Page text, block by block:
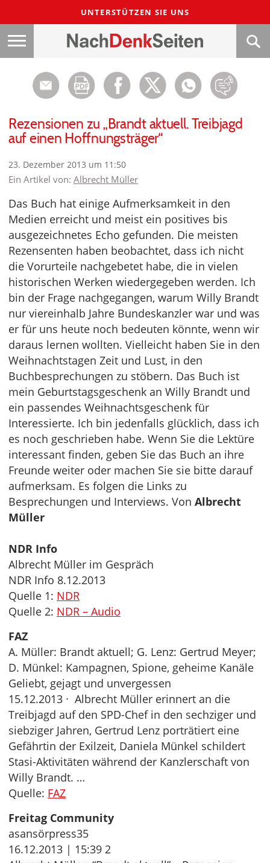
UNTERSTÜTZEN SIE UNS
Rezensionen zu „Brandt aktuell. Treibjagd
auf einen Hoffnungsträger“
23. Dezember 2013 um 11:50
Ein Artikel von: Albrecht Müller
Das Buch hat einige Aufmerksamkeit in den
Medien erreicht und meist ein positives bis
ausgezeichnetes Echo gefunden. Die meisten
Rezensenten haben beobachtet, dass ich nicht
die Vorurteile nachgebetet habe, die in vielen
historischen Werken wiedergegeben werden. Ich
bin der Frage nachgegangen, warum Willy Brandt
nur viereinhalb Jahre Bundeskanzler war und was
er für uns heute noch bedeuten könnte, wenn wir
daraus lernen wollten. Vielleicht haben Sie in den
Weihnachtstagen Zeit und Lust, in den
Buchbesprechungen zu stöbern. Das Buch ist
mein Geburtstagsgeschenk an Willy Brandt und
ein passendes Weihnachtsgeschenk für
Interessierte. Ich bin jedenfalls glücklich, dass ich
es noch geschrieben habe. Wenn Sie die Lektüre
interessant finden, geben Sie das Buch an ihre
Freunde weiter oder machen Sie sie bitte darauf
aufmerksam. Es folgen die Links zu
Besprechungen und Interviews. Von Albrecht
Müller
NDR Info
Albrecht Müller im Gespräch
NDR Info 8.12.2013
Quelle 1: NDR
Quelle 2: NDR – Audio
FAZ
A. Müller: Brandt aktuell; G. Lenz: Gertrud Meyer;
D. Münkel: Kampagnen, Spione, geheime Kanäle
Geliebt, gejagt und unvergessen
15.12.2013 · Albrecht Müller erinnert an die
Treibjagd auf den SPD-Chef in den sechziger und
siebziger Jahren, Gertrud Lenz porträtiert eine
Gefährtin der Exilzeit, Daniela Münkel schildert
Stasi-Aktivitäten während der Kanzlerschaft von
Willy Brandt. …
Quelle: FAZ
Freitag Community
asansörpress35
16.12.2013 | 15:39 2